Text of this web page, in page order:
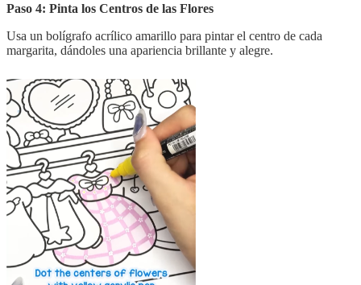
Paso 4: Pinta los Centros de las Flores
Usa un bolígrafo acrílico amarillo para pintar el centro de cada
margarita, dándoles una apariencia brillante y alegre.